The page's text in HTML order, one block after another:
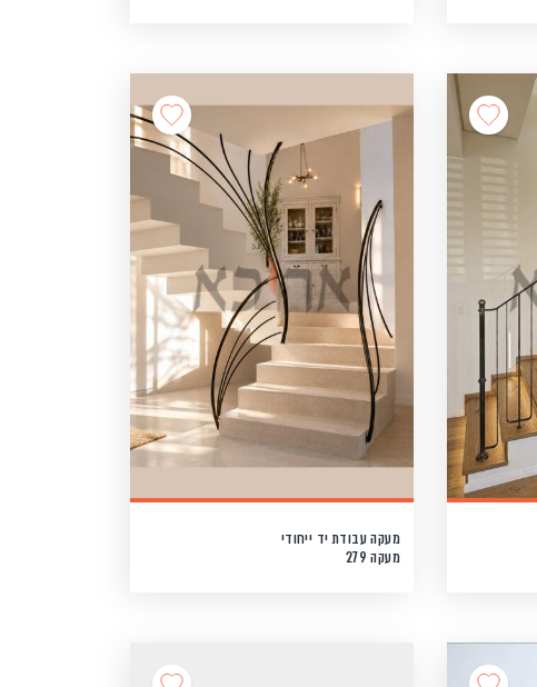
מעקה עבודת יד ייחודי
מעקה 279